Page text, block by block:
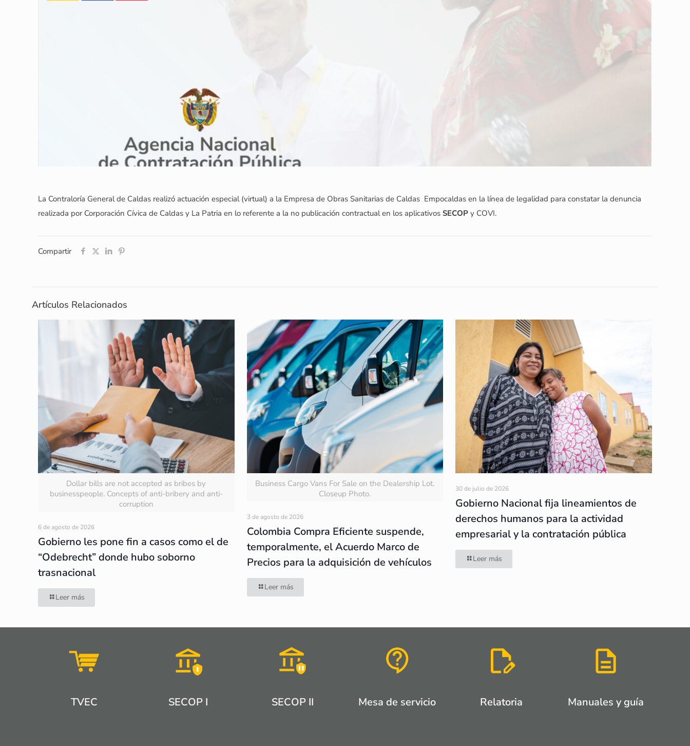
La Contraloría General de Caldas realizó actuación especial (virtual) a la Empresa de Obras Sanitarias de Caldas  Empocaldas en la línea de legalidad para constatar la denuncia
realizada por Corporación Cívica de Caldas y La Patria en lo referente a la no publicación contractual en los aplicativosSECOP y COVI.
Compartir
Artículos Relacionados
Dollar bills are not accepted as bribes by
businesspeople. Concepts of anti-bribery and anti-
corruption
6 de agosto de 2026
Gobierno les pone fin a casos como el de
“Odebrecht” donde hubo soborno
trasnacional
Leer más
Business Cargo Vans For Sale on the Dealership Lot.
Closeup Photo.
3 de agosto de 2026
Colombia Compra Eficiente suspende,
temporalmente, el Acuerdo Marco de
Precios para la adquisición de vehículos
Leer más
30 de julio de 2026
Gobierno Nacional fija lineamientos de
derechos humanos para la actividad
empresarial y la contratación pública
Leer más
TVEC SECOP I SECOP II Mesa de servicio Relatoria Manuales y guía